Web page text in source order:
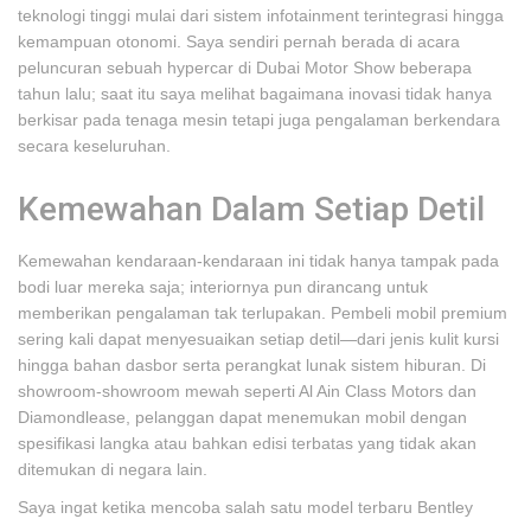
teknologi tinggi mulai dari sistem infotainment terintegrasi hingga
kemampuan otonomi. Saya sendiri pernah berada di acara
peluncuran sebuah hypercar di Dubai Motor Show beberapa
tahun lalu; saat itu saya melihat bagaimana inovasi tidak hanya
berkisar pada tenaga mesin tetapi juga pengalaman berkendara
secara keseluruhan.
Kemewahan Dalam Setiap Detil
Kemewahan kendaraan-kendaraan ini tidak hanya tampak pada
bodi luar mereka saja; interiornya pun dirancang untuk
memberikan pengalaman tak terlupakan. Pembeli mobil premium
sering kali dapat menyesuaikan setiap detil—dari jenis kulit kursi
hingga bahan dasbor serta perangkat lunak sistem hiburan. Di
showroom-showroom mewah seperti Al Ain Class Motors dan
Diamondlease, pelanggan dapat menemukan mobil dengan
spesifikasi langka atau bahkan edisi terbatas yang tidak akan
ditemukan di negara lain.
Saya ingat ketika mencoba salah satu model terbaru Bentley